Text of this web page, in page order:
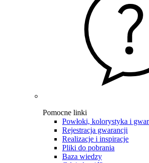
Pomocne linki
Powłoki, kolorystyka i
Rejestracja gwarancji
Realizacje i inspiracje
Pliki do pobrania
Baza wiedzy